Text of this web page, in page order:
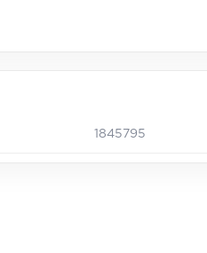
1845795